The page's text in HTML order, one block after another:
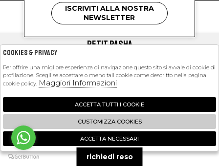
kids
PETIT PASHA
EXTRA
2026 Petit Pasha - P.iva : 09423341214 Powered by
Zucchetti
🍪
ISCRIVITI ALLA NOSTRA
NEWSLETTER
richiedi reso
Cookies & Privacy
Per offrire una migliore esperienza di navigazione questo sito si avvale di cookie di
profilazione. Scegli se accettare o meno tali cookie come descritto nella pagina
cookie policy. Maggiori Informazioni
ACCETTA TUTTI I COOKIE
CUSTOMIZZA COOKIES
ACCETTA NECESSARI